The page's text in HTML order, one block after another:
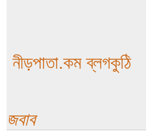
নীড়পাতা.কম ব্লগকুঠি
জবাব